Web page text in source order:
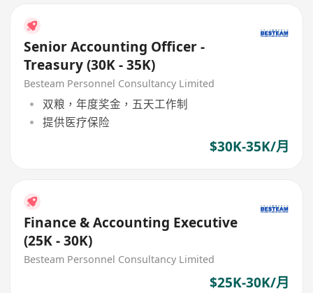
Senior Accounting Officer -
Treasury (30K - 35K)
Besteam Personnel Consultancy Limited
双粮，年度奖金，五天工作制
提供医疗保险
$30K-35K/月
Finance & Accounting Executive
(25K - 30K)
Besteam Personnel Consultancy Limited
$25K-30K/月